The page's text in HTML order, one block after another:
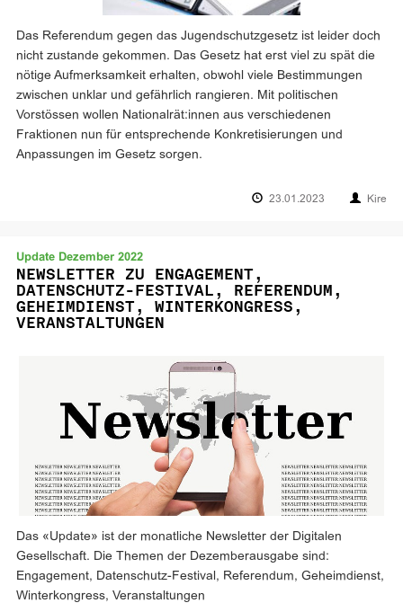
Das Referendum gegen das Jugendschutzgesetz ist leider doch
nicht zustande gekommen. Das Gesetz hat erst viel zu spät die
nötige Aufmerksamkeit erhalten, obwohl viele Bestimmungen
zwischen unklar und gefährlich rangieren. Mit politischen
Vorstössen wollen Nationalrät:innen aus verschiedenen
Fraktionen nun für entsprechende Konkretisierungen und
Anpassungen im Gesetz sorgen.
23.01.2023 Kire
Update Dezember 2022
NEWSLETTER ZU ENGAGEMENT,
DATENSCHUTZ-FESTIVAL, REFERENDUM,
GEHEIMDIENST, WINTERKONGRESS,
VERANSTALTUNGEN
Das «Update» ist der monatliche Newsletter der Digitalen
Gesellschaft. Die Themen der Dezemberausgabe sind:
Engagement, Datenschutz-Festival, Referendum, Geheimdienst,
Winterkongress, Veranstaltungen